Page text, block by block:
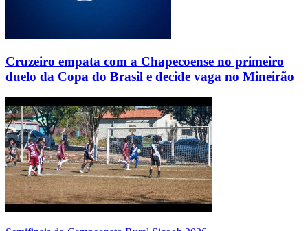
Cruzeiro empata com a Chapecoense no primeiro
duelo da Copa do Brasil e decide vaga no Mineirão